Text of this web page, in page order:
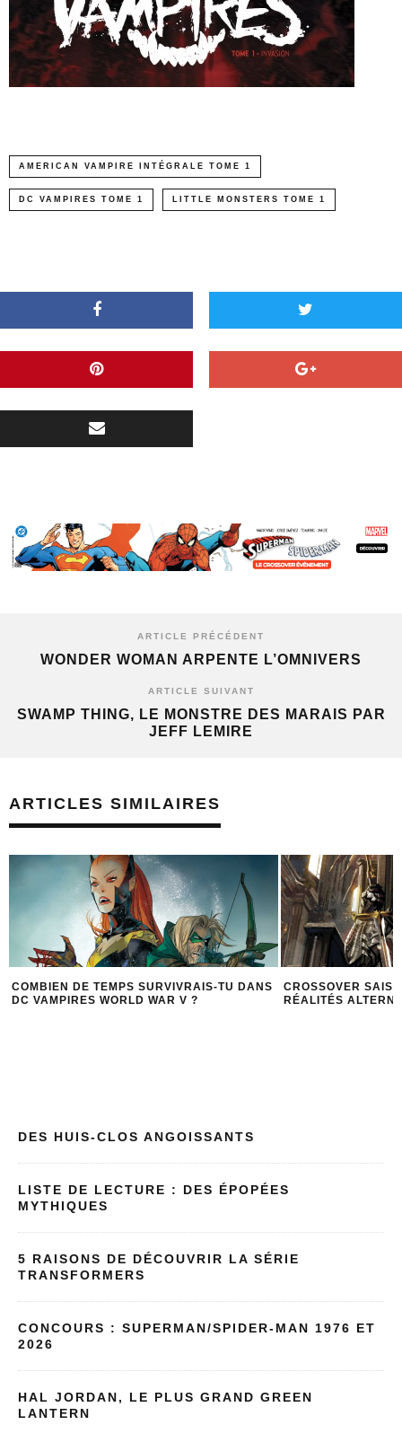
AMERICAN VAMPIRE INTÉGRALE TOME 1
DC VAMPIRES TOME 1 LITTLE MONSTERS TOME 1
ARTICLE PRÉCÉDENT
WONDER WOMAN ARPENTE L’OMNIVERS
ARTICLE SUIVANT
SWAMP THING, LE MONSTRE DES MARAIS PAR
JEFF LEMIRE
ARTICLES SIMILAIRES
CROSSOVER SAISON 2 ÉPISODE 3 :
RÉALITÉS ALTERNATIVES ET ELSEWORLDS
LA SÉRIE SANG
VAMPIRES
DES HUIS-CLOS ANGOISSANTS
LISTE DE LECTURE : DES ÉPOPÉES
MYTHIQUES
5 RAISONS DE DÉCOUVRIR LA SÉRIE
TRANSFORMERS
CONCOURS : SUPERMAN/SPIDER-MAN 1976 ET
2026
HAL JORDAN, LE PLUS GRAND GREEN
LANTERN